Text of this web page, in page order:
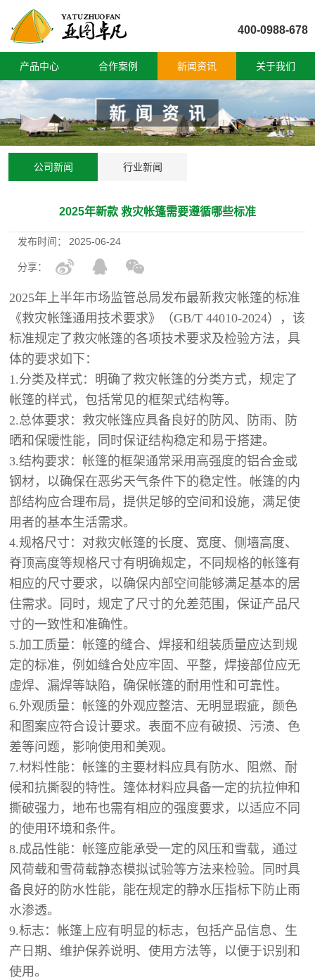
400-0988-678
产品中心 合作案例 新闻资讯 关于我们
公司新闻 行业新闻
2025年新款 救灾帐篷需要遵循哪些标准
发布时间： 2025-06-24
分享：
2025年上半年市场监管总局发布最新救灾帐篷的标准
《救灾帐篷通用技术要求》（GB/T 44010-2024），该
标准规定了救灾帐篷的各项技术要求及检验方法，具
体的要求如下：
1.分类及样式：明确了救灾帐篷的分类方式，规定了
帐篷的样式，包括常见的框架式结构等。
2.总体要求：救灾帐篷应具备良好的防风、防雨、防
晒和保暖性能，同时保证结构稳定和易于搭建。
3.结构要求：帐篷的框架通常采用高强度的铝合金或
钢材，以确保在恶劣天气条件下的稳定性。帐篷的内
部结构应合理布局，提供足够的空间和设施，满足使
用者的基本生活需求。
4.规格尺寸：对救灾帐篷的长度、宽度、侧墙高度、
脊顶高度等规格尺寸有明确规定，不同规格的帐篷有
相应的尺寸要求，以确保内部空间能够满足基本的居
住需求。同时，规定了尺寸的允差范围，保证产品尺
寸的一致性和准确性。
5.加工质量：帐篷的缝合、焊接和组装质量应达到规
定的标准，例如缝合处应牢固、平整，焊接部位应无
虚焊、漏焊等缺陷，确保帐篷的耐用性和可靠性。
6.外观质量：帐篷的外观应整洁、无明显瑕疵，颜色
和图案应符合设计要求。表面不应有破损、污渍、色
差等问题，影响使用和美观。
7.材料性能：帐篷的主要材料应具有防水、阻燃、耐
候和抗撕裂的特性。篷体材料应具备一定的抗拉伸和
撕破强力，地布也需有相应的强度要求，以适应不同
的使用环境和条件。
8.成品性能：帐篷应能承受一定的风压和雪载，通过
风荷载和雪荷载静态模拟试验等方法来检验。同时具
备良好的防水性能，能在规定的静水压指标下防止雨
水渗透。
9.标志：帐篷上应有明显的标志，包括产品信息、生
产日期、维护保养说明、使用方法等，以便于识别和
使用。